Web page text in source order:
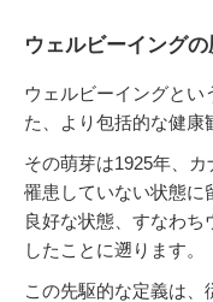
ウェルビーイング
ウェルビーイングとい
た、より包括的な健康
その萌芽は1925年、
罹患していない状態に
良好な状態、すなわ
したことに遡ります。
この先駆的な定義は